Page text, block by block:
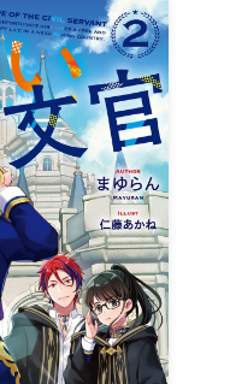
STORE
バーラップ広報室
問い合わせはこちら
ス
スf